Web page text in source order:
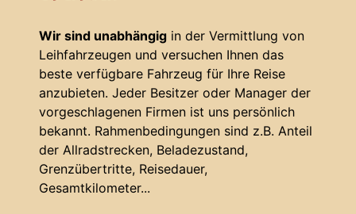
Wir sind unabhängig in der Vermittlung von
Leihfahrzeugen und versuchen Ihnen das
beste verfügbare Fahrzeug für Ihre Reise
anzubieten. Jeder Besitzer oder Manager der
vorgeschlagenen Firmen ist uns persönlich
bekannt. Rahmenbedingungen sind z.B. Anteil
der Allradstrecken, Beladezustand,
Grenzübertritte, Reisedauer,
Gesamtkilometer...